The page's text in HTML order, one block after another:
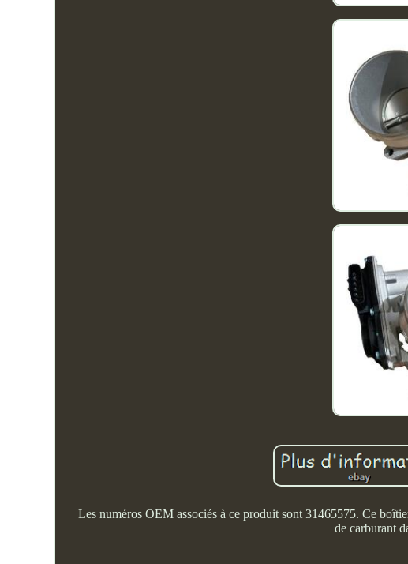
Les numéros OEM associés à ce produit sont 31465575. Ce
de carburant